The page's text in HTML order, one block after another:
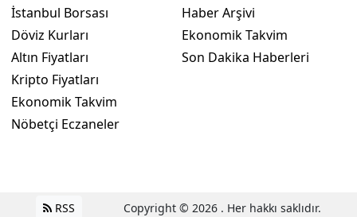
İstanbul Borsası
Döviz Kurları
Altın Fiyatları
Kripto Fiyatları
Ekonomik Takvim
Nöbetçi Eczaneler
Haber Arşivi
Ekonomik Takvim
Son Dakika Haberleri
RSS Copyright © 2026 . Her hakkı saklıdır.